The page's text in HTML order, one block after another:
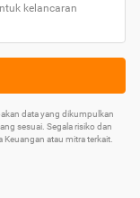
kelancaran
data yang dikumpulkan
sesuai. Segala risiko dan
atau mitra terkait.